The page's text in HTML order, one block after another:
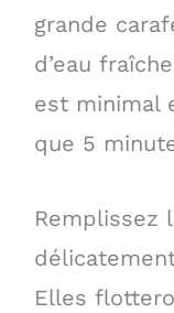
grande
d’eau
est minimal
que 5
Remplissez
Elles